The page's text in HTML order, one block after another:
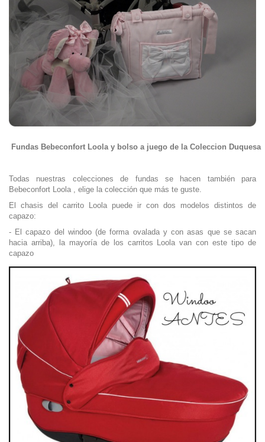
Fundas Bebeconfort Loola y bolso a juego de la Coleccion Duquesa
Todas nuestras colecciones de fundas se hacen también para
Bebeconfort Loola , elige la colección que más te guste.
El chasis del carrito Loola puede ir con dos modelos distintos de
capazo:
- El capazo del windoo (de forma ovalada y con asas que se sacan
hacia arriba), la mayoría de los carritos Loola van con este tipo de
capazo